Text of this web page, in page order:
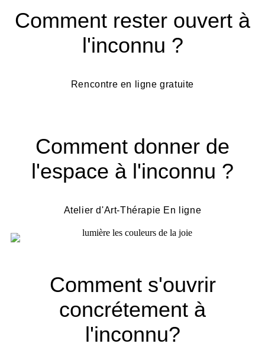
Comment rester ouvert à
l'inconnu ?
Rencontre en ligne gratuite
Comment donner de
l'espace à l'inconnu ?
Atelier d'Art-Thérapie En ligne
Comment s'ouvrir
concrétement à
l'inconnu?